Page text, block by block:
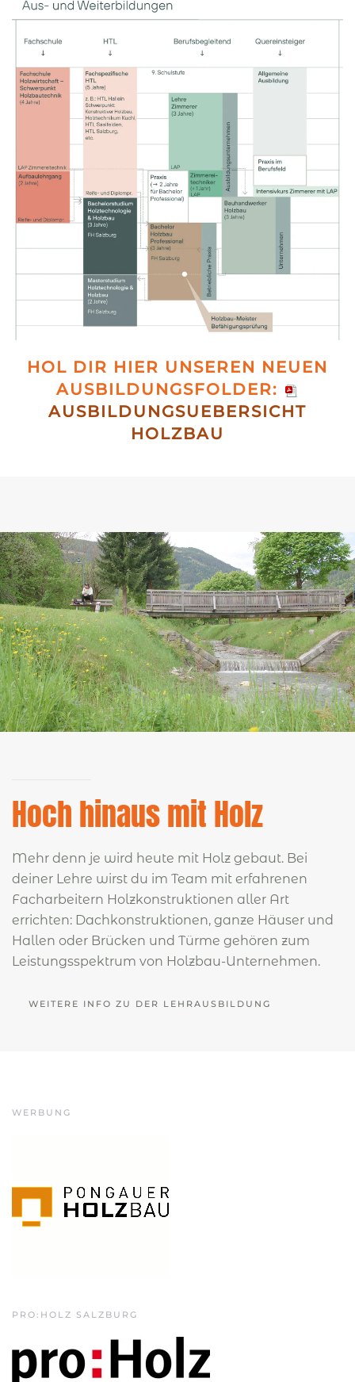
HOL DIR HIER UNSEREN NEUEN
AUSBILDUNGSFOLDER:
AUSBILDUNGSUEBERSICHT
HOLZBAU
Hoch hinaus mit Holz
Mehr denn je wird heute mit Holz gebaut. Bei
deiner Lehre wirst du im Team mit erfahrenen
Facharbeitern Holzkonstruktionen aller Art
errichten: Dachkonstruktionen, ganze Häuser und
Hallen oder Brücken und Türme gehören zum
Leistungsspektrum von Holzbau-Unternehmen.
WEITERE INFO ZU DER LEHRAUSBILDUNG
WERBUNG
PRO:HOLZ SALZBURG